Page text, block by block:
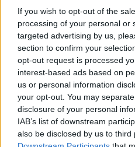
If you wish to opt-out of the
processing of your personal or
targeted advertising by us,
section to confirm your
opt-out request is processed
interest-based ads based on
us or personal information
your opt-out. You may
disclosure of your personal
IAB’s list of downstream
also be disclosed by us to third
5
5 - 1
5 1
5 - 1
5 - 1